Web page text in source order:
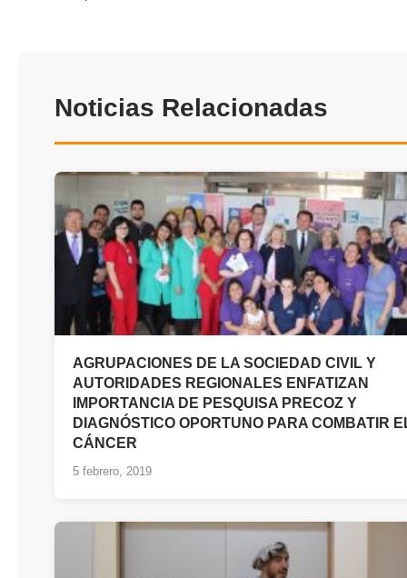
Noticias Relacionadas
AGRUPACIONES DE LA SOCIEDAD CIVIL Y
AUTORIDADES REGIONALES ENFATIZAN
IMPORTANCIA DE PESQUISA PRECOZ Y
DIAGNÓSTICO OPORTUNO PARA COMBATIR
CÁNCER
5 febrero, 2019